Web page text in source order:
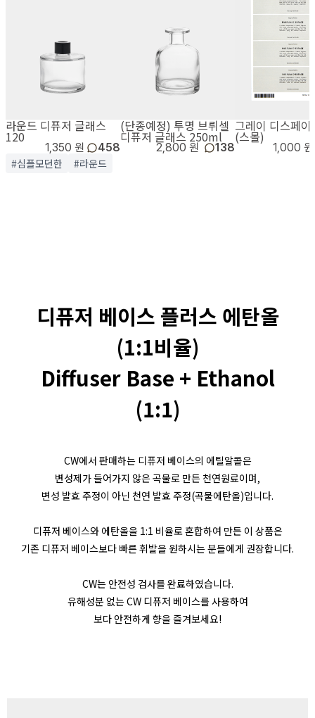
라운드 디퓨저 글래스
120
1,350 원 458
#심플모던한 #라운드
(단종예정) 투명 브뤼셀
디퓨저 글래스 250ml
2,800 원 138
그레이 디스페
(스몰)
1,000 원
디퓨저 베이스 플러스 에탄올
(1:1비율)
Diffuser Base + Ethanol
(1:1)
CW에서 판매하는 디퓨저 베이스의 에틸알콜은
변성제가 들어가지 않은 곡물로 만든 천연원료이며,
변성 발효 주정이 아닌 천연 발효 주정(곡물에탄올)입니다.
디퓨저 베이스와 에탄올을 1:1 비율로 혼합하여 만든 이 상품은
기존 디퓨저 베이스보다 빠른 휘발을 원하시는 분들에게 권장합니다.
CW는 안전성 검사를 완료하였습니다.
유해성분 없는 CW 디퓨저 베이스를 사용하여
보다 안전하게 향을 즐겨보세요!